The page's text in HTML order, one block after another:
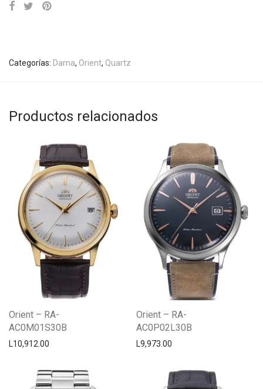
Categorías: Dama, Orient, Quartz
Productos relacionados
Orient – RA-
AC0M01S30B
L10,912.00
Orient – RA-
AC0P02L30B
L9,973.00